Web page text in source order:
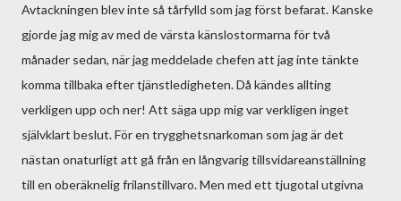
Avtackningen blev inte så tårfylld som jag först befarat. Kanske
gjorde jag mig av med de värsta känslostormarna för två
månader sedan, när jag meddelade chefen att jag inte tänkte
komma tillbaka efter tjänstledigheten. Då kändes allting
verkligen upp och ner! Att säga upp mig var verkligen inget
självklart beslut. För en trygghetsnarkoman som jag är det
nästan onaturligt att gå från en långvarig tillsvidareanställning
till en oberäknelig frilanstillvaro. Men med ett tjugotal utgivna